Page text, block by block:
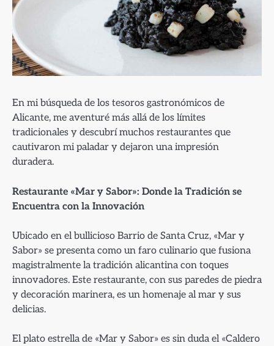
En mi búsqueda de los tesoros gastronómicos de
Alicante, me aventuré más allá de los límites
tradicionales y descubrí muchos restaurantes que
cautivaron mi paladar y dejaron una impresión
duradera.
Restaurante «Mar y Sabor»: Donde la Tradición se
Encuentra con la Innovación
Ubicado en el bullicioso Barrio de Santa Cruz, «Mar y
Sabor» se presenta como un faro culinario que fusiona
magistralmente la tradición alicantina con toques
innovadores. Este restaurante, con sus paredes de piedra
y decoración marinera, es un homenaje al mar y sus
delicias.
El plato estrella de «Mar y Sabor» es sin duda el «Caldero